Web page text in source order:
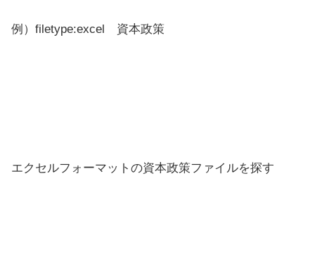
例）filetype:excel 資本政策
エクセルフォーマットの資本政策ファイルを探す